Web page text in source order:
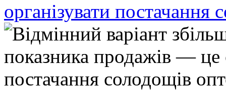
організувати постачання